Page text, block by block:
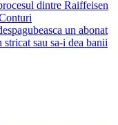
dintre Raiffeisen
un abonat
sau sa-i dea banii